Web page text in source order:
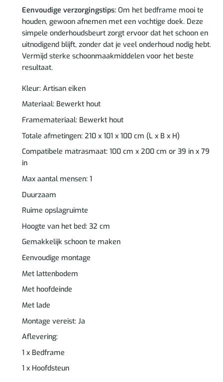
Eenvoudige verzorgingstips:Om het bedframe mooi te
houden, gewoon afnemen met een vochtige doek. Deze
simpele onderhoudsbeurt zorgt ervoor dat het schoon en
uitnodigend blijft, zonder dat je veel onderhoud nodig hebt.
Vermijd sterke schoonmaakmiddelen voor het beste
resultaat.
Kleur: Artisan eiken
Materiaal: Bewerkt hout
Framemateriaal: Bewerkt hout
Totale afmetingen: 210 x 101 x 100 cm (L x B x H)
Compatibele matrasmaat: 100 cm x 200 cm or 39 in x 79
in
Max aantal mensen: 1
Duurzaam
Ruime opslagruimte
Hoogte van het bed: 32 cm
Gemakkelijk schoon te maken
Eenvoudige montage
Met lattenbodem
Met hoofdeinde
Met lade
Montage vereist: Ja
Aflevering:
1 x Bedframe
1 x Hoofdsteun